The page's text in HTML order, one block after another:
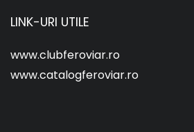
LINK-URI UTILE
www.clubferoviar.ro
www.catalogferoviar.ro